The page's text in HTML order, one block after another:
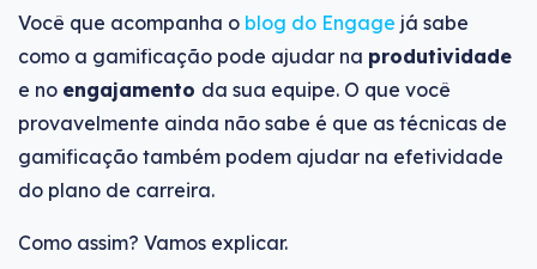
Você que acompanha o blog do Engage já sabe
como a gamificação pode ajudar na produtividade
e no engajamento da sua equipe. O que você
provavelmente ainda não sabe é que as técnicas de
gamificação também podem ajudar na efetividade
do plano de carreira.
Como assim? Vamos explicar.